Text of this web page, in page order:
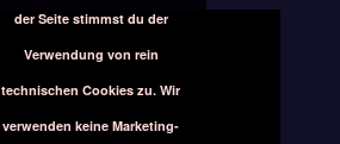
der Seite stimmst du der
Verwendung von rein
technischen Cookies zu. Wir
verwenden keine Marketing-